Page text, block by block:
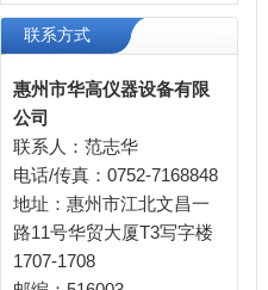
联系方式
惠州市华高仪器设备有限
公司
联系人：范志华
电话/传真：0752-7168848
地址：惠州市江北文昌一
路11号华贸大厦T3写字楼
1707-1708